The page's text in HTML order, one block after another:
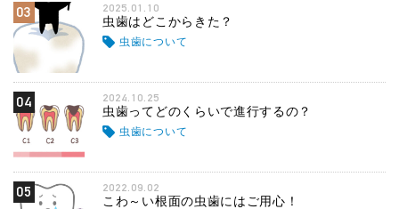
03 2025.01.10
虫歯はどこからきた？
虫歯について
04 2024.10.25
虫歯ってどのくらいで進行するの？
虫歯について
05 2022.09.02
こわ～い根面の虫歯にはご用心！